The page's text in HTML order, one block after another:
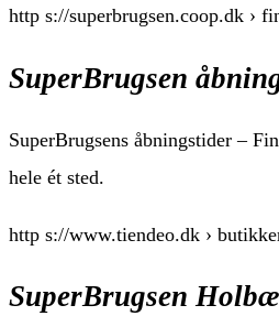
http s://superbrugsen.coop.dk ›
SuperBrugsen
SuperBrugsens åbningstider –
hele ét sted.
http s://www.tiendeo.dk ›
SuperBrugsen